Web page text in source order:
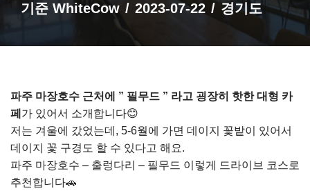
기준 WhiteCow 2023-07-22 경기도
파주 마장호수 근처에 ” 필무드 ” 라고 굉장히 핫한 대형 카
페 가 있어서 소개합니다😊
저는 겨울에 갔었는데, 5-6월에 가면 데이지 꽃밭이 있어서
데이지 꽃 구경도 할 수 있다고 해요.
파주 마장호수 – 출렁다리 – 필무드 이렇게 드라이브 코스로
추천합니다🚗